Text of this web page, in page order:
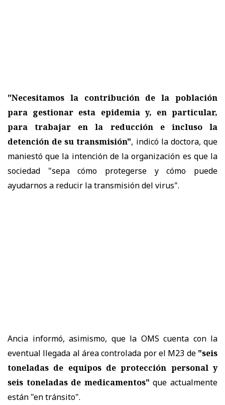
"Necesitamos la contribución de la población
para gestionar esta epidemia y, en particular,
para trabajar en la reducción e incluso la
detención de su transmisión", indicó la doctora, que
maniestó que la intención de la organización es que la
sociedad "sepa cómo protegerse y cómo puede
ayudarnos a reducir la transmisión del virus".
Ancia informó, asimismo, que la OMS cuenta con la
eventual llegada al área controlada por el M23 de"seis
toneladas de equipos de protección personal y
seis toneladas de medicamentos" que actualmente
están "en tránsito".